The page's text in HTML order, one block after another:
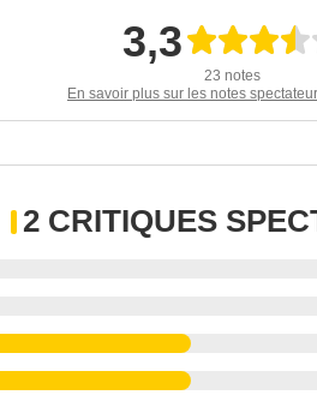
3,3
23 notes
En savoir plus sur les notes
2 CRITIQUES